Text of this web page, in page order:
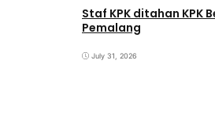
Staf KPK ditahan KPK
Pemalang
July 31, 2026